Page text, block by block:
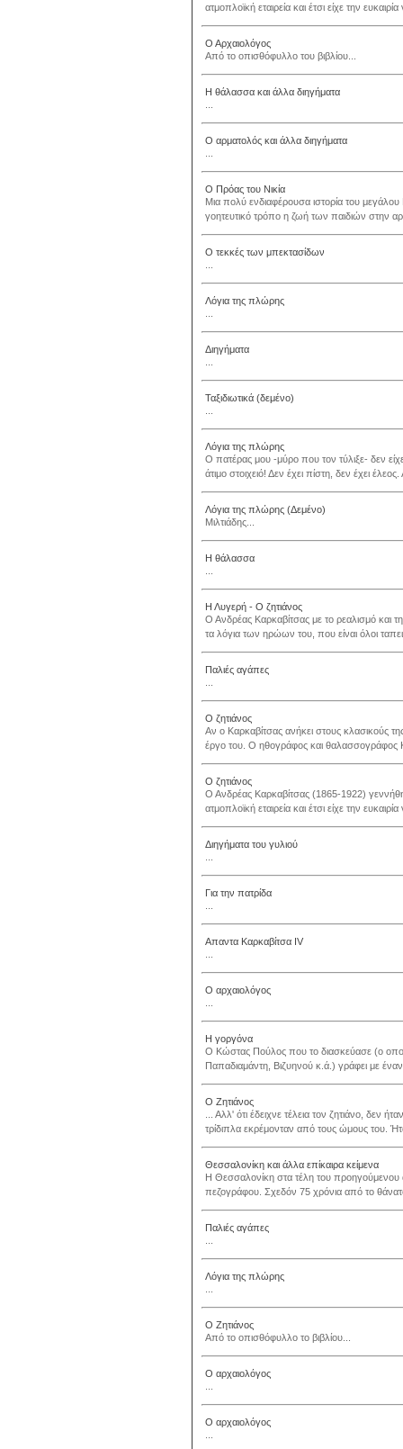
ατμοπλοϊκή εταιρεία και έτσι είχε την
Ο Αρχαιολόγος
Από το οπισθόφυλλο του βιβλίου...
Η θάλασσα και άλλα διηγήματα
Ο αρματολός και άλλα διηγήματα
Ο Πρόας του Νικία
Μια πολύ ενδιαφέρουσα ιστορία του
γοητευτικό τρόπο η ζωή των παιδιών στην
Ο τεκκές των μπεκτασίδων
Λόγια της πλώρης
Διηγήματα
Ταξιδιωτικά (δεμένο)
Λόγια της πλώρης
Ο πατέρας μου -μύρο που τον τύλιξε- δεν
άτιμο στοιχειό! Δεν έχει πίστη, δεν έχει
Λόγια της πλώρης (Δεμένο)
Μιλτιάδης...
Η θάλασσα
Η Λυγερή - Ο ζητιάνος
Ο Ανδρέας Καρκαβίτσας με το ρεαλισμό και
τα λόγια των ηρώων του, που είναι όλοι
Παλιές αγάπες
Ο ζητιάνος
Aν ο Kαρκαβίτσας ανήκει στους κλασικούς
έργο του. O ηθογράφος και θαλασσογράφος
Ο ζητιάνος
O Aνδρέας Kαρκαβίτσας (1865-1922)
ατμοπλοϊκή εταιρεία και έτσι είχε την
Διηγήματα του γυλιού
Για την πατρίδα
Απαντα Καρκαβίτσα IV
Ο αρχαιολόγος
Η γοργόνα
Ο Κώστας Πούλος που το διασκεύασε (ο
Παπαδιαμάντη, Βιζυηνού κ.ά.) γράφει με
Ο Ζητιάνος
... Αλλ' ότι έδειχνε τέλεια τον ζητιάνο, δεν
τρίδιπλα εκρέμονταν από τους ώμους του.
Θεσσαλονίκη και άλλα επίκαιρα κείμενα
Η Θεσσαλονίκη στα τέλη του προηγούμενου
πεζογράφου. Σχεδόν 75 χρόνια από το
Παλιές αγάπες
Λόγια της πλώρης
Ο Ζητιάνος
Από το οπισθόφυλλο το βιβλίου...
Ο αρχαιολόγος
Ο αρχαιολόγος